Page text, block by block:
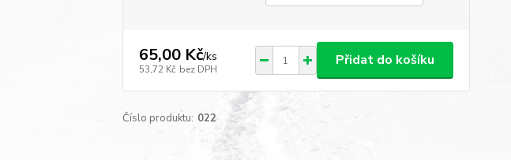
65,00 Kč/ks
53,72 Kč bez DPH
Přidat do košíku
Číslo produktu: 022